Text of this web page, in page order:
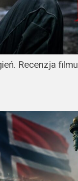
Recenzja